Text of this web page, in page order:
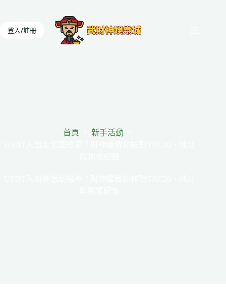
登入/註冊
首頁
新手活動